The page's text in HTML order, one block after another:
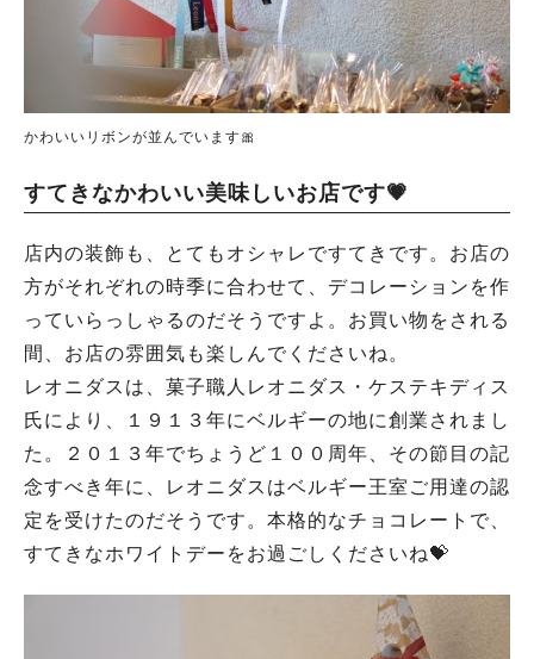
かわいいリボンが並んでいます🎀
すてきなかわいい美味しいお店です💗
店内の装飾も、とてもオシャレですてきです。お店の
方がそれぞれの時季に合わせて、デコレーションを作
っていらっしゃるのだそうですよ。お買い物をされる
間、お店の雰囲気も楽しんでくださいね。
レオニダスは、菓子職人レオニダス・ケステキディス
氏により、１９１３年にベルギーの地に創業されまし
た。２０１３年でちょうど１００周年、その節目の記
念すべき年に、レオニダスはベルギー王室ご用達の認
定を受けたのだそうです。本格的なチョコレートで、
すてきなホワイトデーをお過ごしくださいね💝